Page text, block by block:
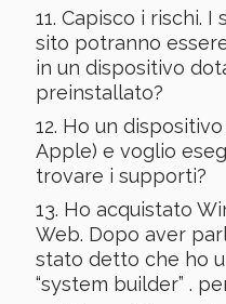
Capisco i rischi. I
sito potranno
in un dispositivo
preinstallato?
Ho un
Apple) e voglio
trovare i supporti?
Ho acquistato
Web. Dopo aver
stato detto che ho
“system builder” .